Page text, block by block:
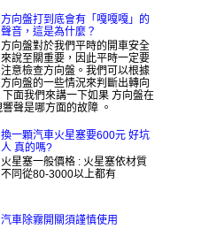
方向盤打到底會有「嘎嘎嘎」的
聲音，這是為什麼？
方向盤對於我們平時的開車安全
來說至關重要，因此平時一定要
注意檢查方向盤。我們可以根據
方向盤的一些情況來判斷出轉向
面我們來講一下如果 方向盤在
聲是哪方面的故障 。
換一顆汽車火星塞要600元 好坑
人 真的嗎?
火星塞一般價格 : 火星塞依材質
不同從80-3000以上都有
汽車除霧開關須謹慎使用